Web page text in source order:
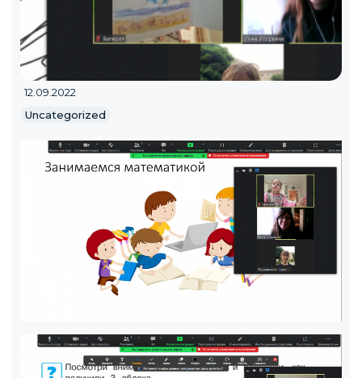
12.09.2022
Uncategorized